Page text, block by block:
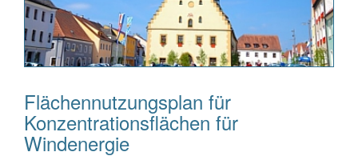
Flächennutzungsplan für
Konzentrationsflächen für
Windenergie